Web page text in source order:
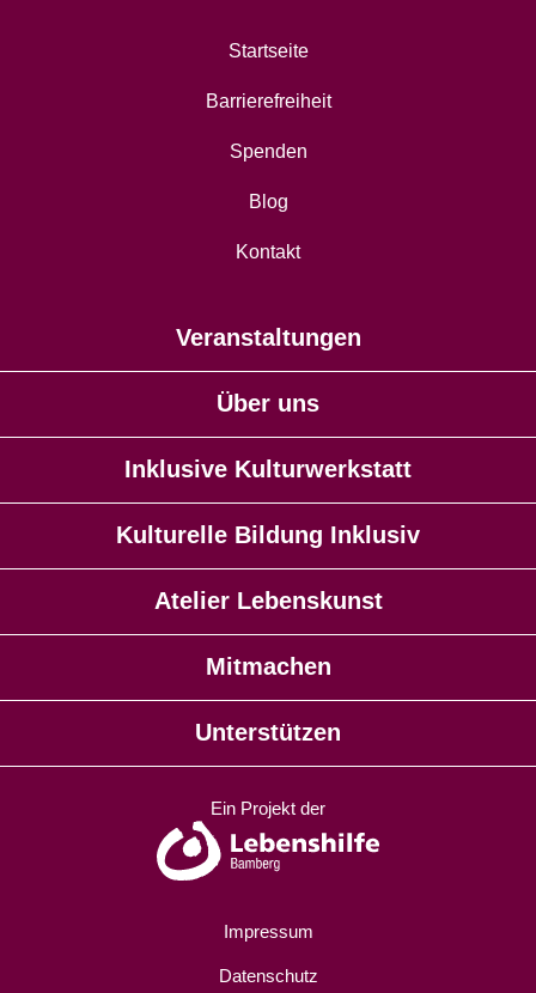
Startseite
Barrierefreiheit
Spenden
Blog
Kontakt
Veranstaltungen
Über uns
Inklusive Kulturwerkstatt
Kulturelle Bildung Inklusiv
Atelier Lebenskunst
Mitmachen
Unterstützen
Ein Projekt der
Impressum
Datenschutz